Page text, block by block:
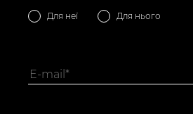
Для неї Для нього